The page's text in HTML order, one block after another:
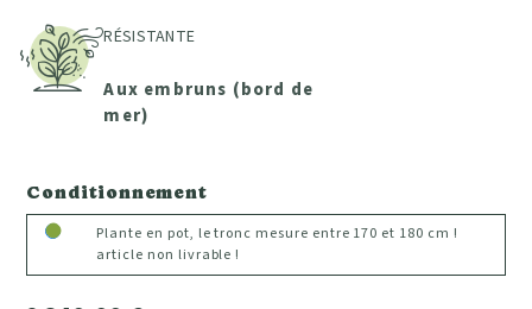
RÉSISTANTE
Aux embruns (bord de
mer)
Conditionnement
Plante en pot, le tronc mesure entre 170 et 180 cm !
article non livrable !